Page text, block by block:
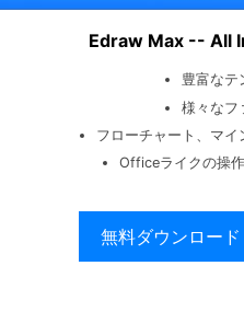
Edraw Max -- All
豊富なテ
様々なフ
フローチャート、マ
Officeライクの操
無料ダウンロード